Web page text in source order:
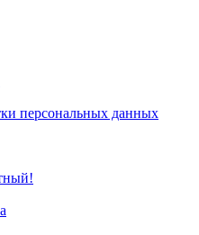
персональных данных